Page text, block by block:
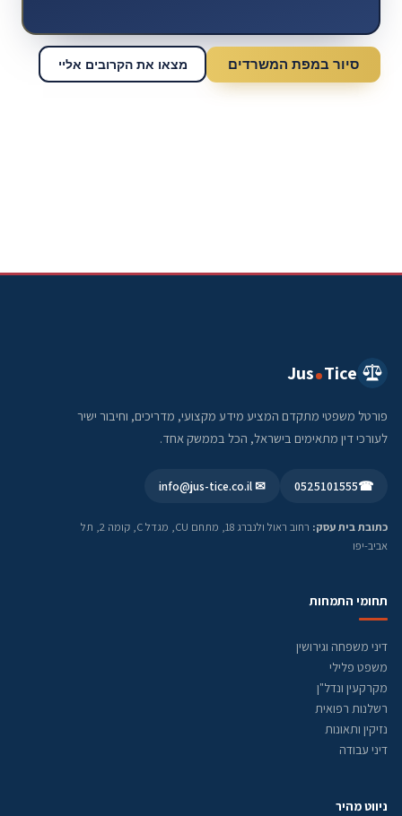
סיור במפת המשרדים מצאו את הקרובים אליי
Jus Tice
פורטל משפטי מתקדם המציע מידע מקצועי, מדריכים, וחיבור ישיר
לעורכי דין מתאימים בישראל, הכל בממשק אחד.
☎
0525101555
✉ info@jus-tice.co.il
כתובת בית עסק:
רחוב ראול ולנברג 18, מתחם CU, מגדל C, קומה 2, תל
אביב-יפו
תחומי התמחות
דיני משפחה וגירושין
משפט פלילי
מקרקעין ונדל"ן
רשלנות רפואית
נזיקין ותאונות
דיני עבודה
ניווט מהיר